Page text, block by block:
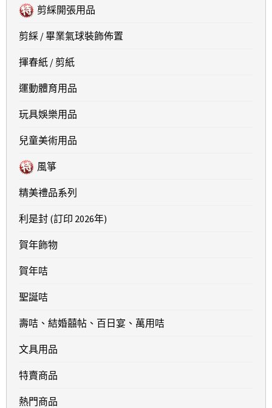
剪綵開張用品
剪綵 / 畢業氣球裝飾佈置
揮春紙 / 剪紙
運動體育用品
玩具娛樂用品
兒童美術用品
風箏
精美禮品系列
利是封 (訂印 2026年)
賀年飾物
賀年咭
聖誕咭
壽咭、結婚囍帖、百日宴、萬用咭
文具用品
特賣商品
熱門商品